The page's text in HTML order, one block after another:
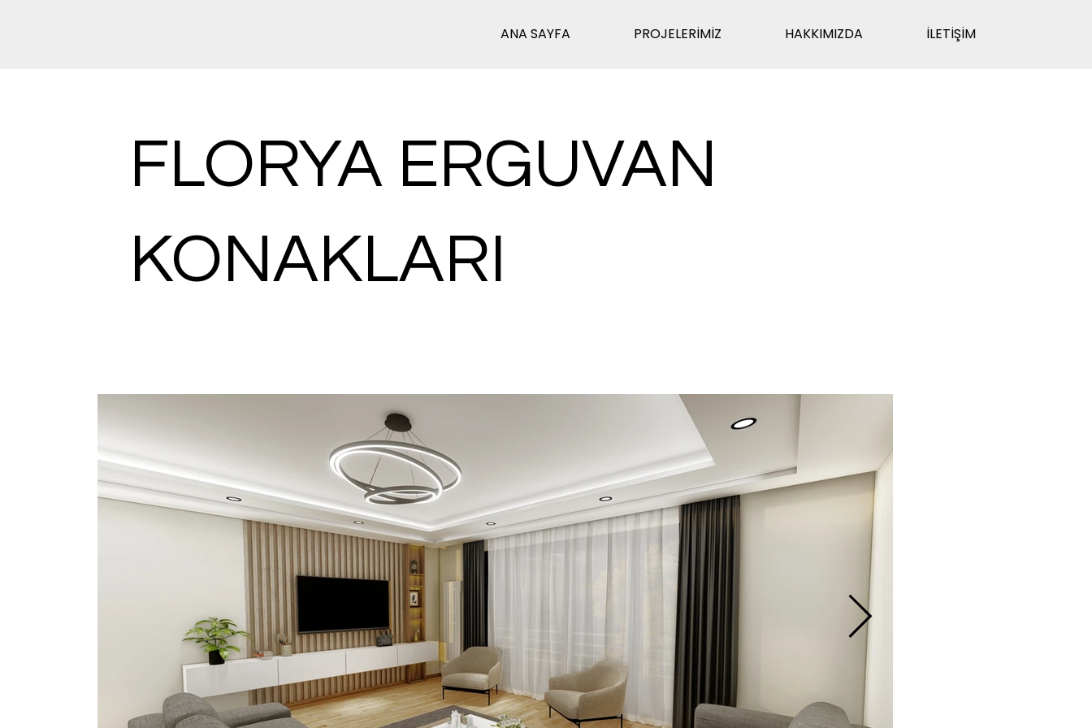
ANA SAYFA PROJELERİMİZ HAKKIMIZDA İLETİŞİM
FLORYA ERGUVAN
KONAKLARI